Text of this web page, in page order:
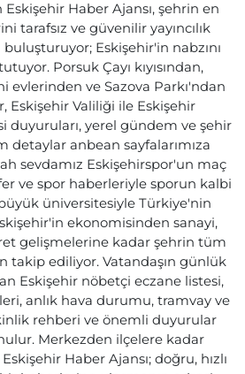
Haber Ajansı, şehrin en
tarafsız ve güvenilir yayıncılık
buluşturuyor; Eskişehir'in nabzını
Porsuk Çayı kıyısından,
evlerinden ve Sazova Parkı'ndan
Eskişehir Valiliği ile Eskişehir
duyuruları, yerel gündem ve şehir
detaylar anbean sayfalarımıza
sevdamız Eskişehirspor'un maç
ve spor haberleriyle sporun kalbi
üniversitesiyle Türkiye'nin
ekonomisinden sanayi,
gelişmelerine kadar şehrin tüm
takip ediliyor. Vatandaşın günlük
Eskişehir nöbetçi eczane listesi,
anlık hava durumu, tramvay ve
rehberi ve önemli duyurular
Merkezden ilçelere kadar
Haber Ajansı; doğru, hızlı